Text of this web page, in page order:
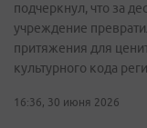
подчеркнул, что за
учреждение
притяжения для
культурного кода
16:36, 30 июня 2026